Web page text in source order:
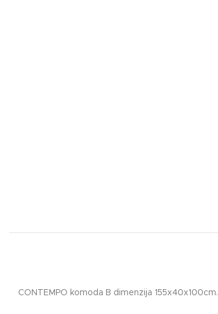
CONTEMPO komoda B dimenzija 155x40x100cm.